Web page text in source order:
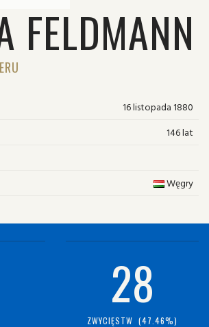
FELDMANN
16 listopada 1880
146 lat
Węgry
28
ZWYCIĘSTW (47.46%)